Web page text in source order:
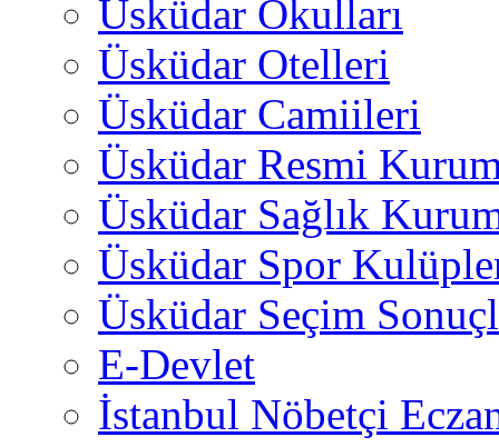
Üsküdar Okulları
Üsküdar Otelleri
Üsküdar Camiileri
Üsküdar Resmi
Üsküdar Sağlık
Üsküdar Spor
Üsküdar Seçim
E-Devlet
İstanbul Nöbetçi